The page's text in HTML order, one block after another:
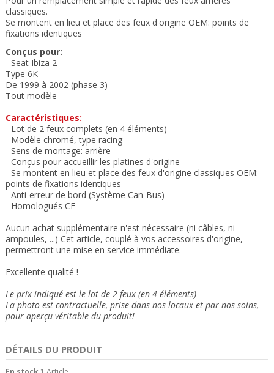
classiques.
Se montent en lieu et place des feux d'origine OEM: points de
fixations identiques
Conçus pour:
- Seat Ibiza 2
Type 6K
De 1999 à 2002 (phase 3)
Tout modèle
Caractéristiques:
- Lot de 2 feux complets (en 4 éléments)
- Modèle chromé, type racing
- Sens de montage: arrière
- Conçus pour accueillir les platines d'origine
- Se montent en lieu et place des feux d'origine classiques OEM:
points de fixations identiques
- Anti-erreur de bord (Système Can-Bus)
- Homologués CE
Aucun achat supplémentaire n'est nécessaire (ni câbles, ni
ampoules, ...) Cet article, couplé à vos accessoires d'origine,
permettront une mise en service immédiate.
Excellente qualité !
Le prix indiqué est le lot de 2 feux (en 4 éléments)
La photo est contractuelle, prise dans nos locaux et par nos soins,
pour aperçu véritable du produit!
DÉTAILS DU PRODUIT